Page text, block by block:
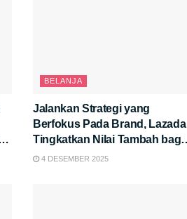
BELANJA
Jalankan Strategi yang
Berfokus Pada Brand, Lazada
Tingkatkan Nilai Tambah bagi
Konsumen dan Brand di
4 DESEMBER 2025